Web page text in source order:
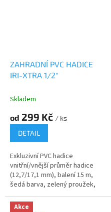
ZAHRADNÍ PVC HADICE
IRI-XTRA 1/2"
Skladem
od 299 Kč / ks
DETAIL
Exkluzivní PVC hadice
vnitřní/vnější průměr hadice
(12,7/17,1 mm), balení 15 m,
šedá barva, zelený proužek,
černá duše, neprůhledná. TOP
PRODUCT.
Akce